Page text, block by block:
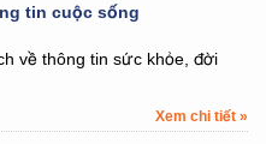
tin cuộc sống
về thông tin sức khỏe, đời
Xem chi tiết »